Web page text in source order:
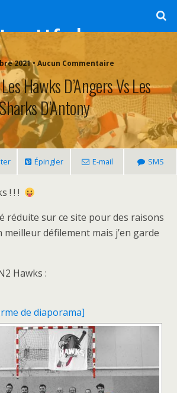
l'Objectif de Clairette
2021 • Aucun Commentaire
Hawks D’Angers Vs Les
D’Antony
Épingler E-mail SMS
! ! !
réduite sur ce site pour des raisons
défilement mais j’en garde
Hawks :
de diaporama]